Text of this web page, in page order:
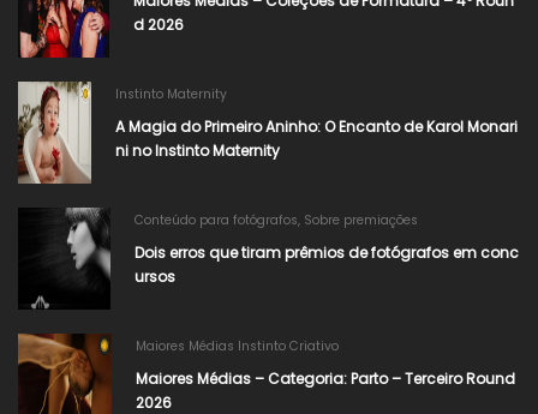
d 2026​
Instinto Maternity
A Magia do Primeiro Aninho: O Encanto de Karol Monari
ni no Instinto Maternity
Conteúdo para fotógrafos, Sobre premiações
Dois erros que tiram prêmios de fotógrafos em conc
ursos
Maiores Médias Instinto Criativo
Maiores Médias – Categoria: Parto – Terceiro Round
2026